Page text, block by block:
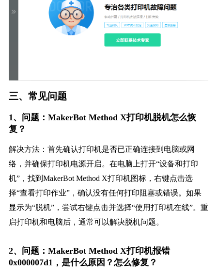
三、常见问题
1、问题：MakerBot Method X打印机脱机怎么恢
复？
解决方法：首先确认打印机是否已正确连接到电脑或网
络，并确保打印机电源开启。在电脑上打开“设备和打印
机”，找到MakerBot Method X打印机图标，右键点击选
择“查看打印作业”，确认没有任何打印阻塞或错误。如果
显示为“脱机”，尝试右键点击并选择“使用打印机在线”。重
启打印机和电脑后，通常可以解决脱机问题。
2、问题：MakerBot Method X打印机报错
0x000007d1，是什么原因？怎么修复？